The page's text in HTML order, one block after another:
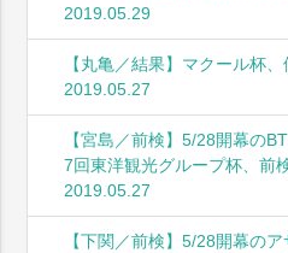
2019.05.29
【丸亀／結果】マクール杯
2019.05.27
【宮島／前検】5/28開幕の
7回東洋観光グループ杯、前
2019.05.27
【下関／前検】5/28開幕の